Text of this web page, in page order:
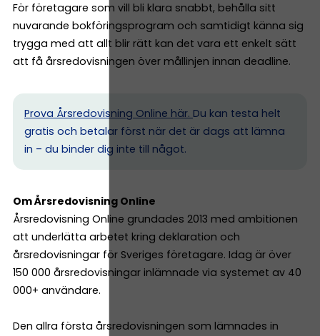
För företagare som vill bli klara snabbt, behålla sitt
nuvarande bokföringsprogram och samtidigt känna sig
trygga med att allt blir rätt kan det vara ett enkelt sätt
att få årsredovisningen över mållinjen innan deadline.
Prova Årsredovisning Online här. Du kan testa helt
gratis och betalar först när det är dags att lämna
in – du binder dig inte till något.
Om Årsredovisning Online
Årsredovisning Online grundades 2013 med ambitionen
att underlätta arbetet kring deklaration och
årsredovisningar för Sveriges företagare. Idag är över
150 000 årsredovisningar inlämnade via systemet av 40
000+ användare.
Den allra första årsredovisningen som lämnades in